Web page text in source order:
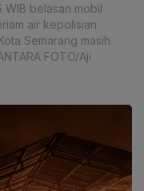
WIB belasan mobil
air kepolisian
Semarang masih
FOTO/Aji